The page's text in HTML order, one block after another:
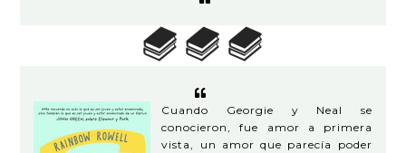
Cuando Georgie y Neal se
conocieron, fue amor a primera
vista, un amor que parecía poder